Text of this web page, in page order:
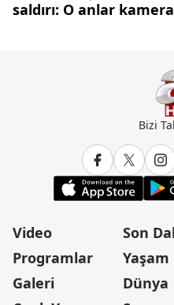
saldırı: O anlar
Bizi
Video
Programlar
Galeri
Son
Yaşam
Dünya